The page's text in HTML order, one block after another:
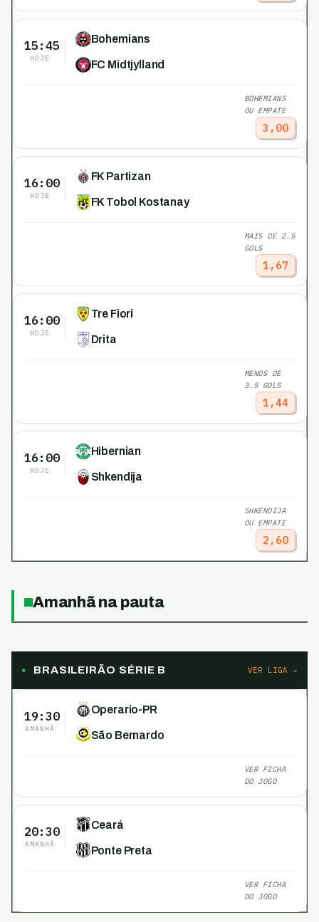
15:45
HOJE
Bohemians
FC Midtjylland
BOHEMIANS
OU EMPATE
3,00
16:00
HOJE
FK Partizan
FK Tobol Kostanay
MAIS DE 2.5
GOLS
1,67
16:00
HOJE
Tre Fiori
Drita
MENOS DE
3.5 GOLS
1,44
16:00
HOJE
Hibernian
Shkendija
SHKENDIJA
OU EMPATE
2,60
Amanhã na pauta
BRASILEIRÃO SÉRIE B VER LIGA →
19:30
AMANHÃ
Operario-PR
São Bernardo
VER FICHA
DO JOGO
20:30
AMANHÃ
Ceará
Ponte Preta
VER FICHA
DO JOGO